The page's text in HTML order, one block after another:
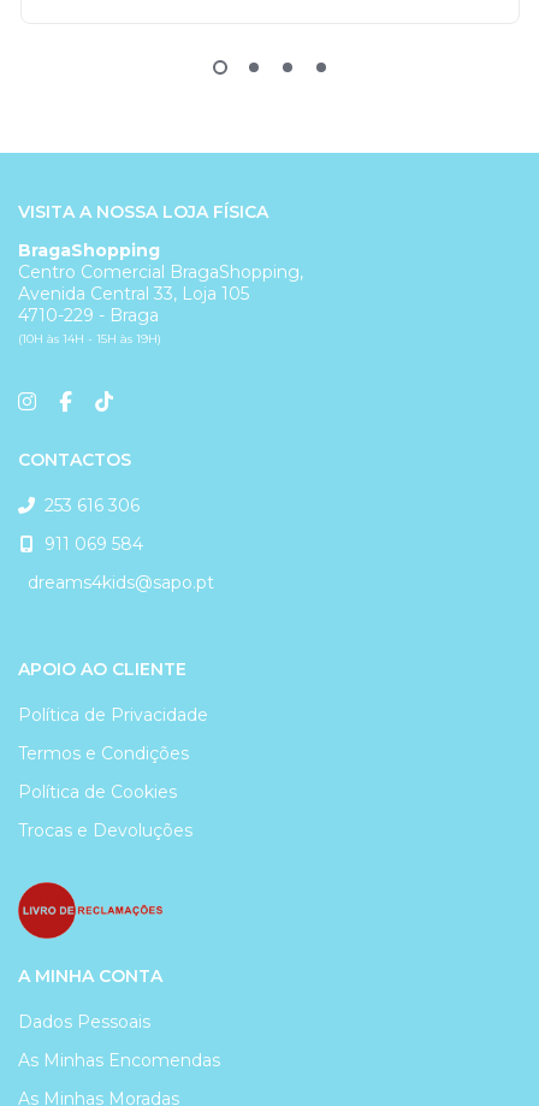
VISITA A NOSSA LOJA FÍSICA
BragaShopping
Centro Comercial BragaShopping,
Avenida Central 33, Loja 105
4710-229 - Braga
(10H às 14H - 15H às 19H)
CONTACTOS
253 616 306
911 069 584
dreams4kids@sapo.pt
APOIO AO CLIENTE
Política de Privacidade
Termos e Condições
Política de Cookies
Trocas e Devoluções
A MINHA CONTA
Dados Pessoais
As Minhas Encomendas
As Minhas Moradas